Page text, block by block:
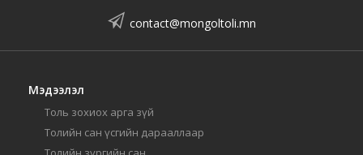
contact@mongoltoli.mn
Мэдээлэл
Толь зохиох арга зүй
Толийн сан үсгийн дарааллаар